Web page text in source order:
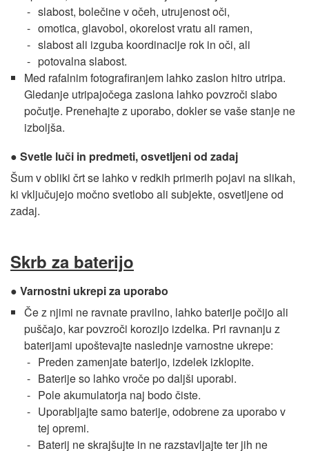
slabost, bolečine v očeh, utrujenost oči,
omotica, glavobol, okorelost vratu ali ramen,
slabost ali izguba koordinacije rok in oči, ali
potovalna slabost.
Med rafalnim fotografiranjem lahko zaslon hitro utripa.
Gledanje utripajočega zaslona lahko povzroči slabo
počutje. Prenehajte z uporabo, dokler se vaše stanje ne
izboljša.
Svetle luči in predmeti, osvetljeni od zadaj
Šum v obliki črt se lahko v redkih primerih pojavi na slikah,
ki vključujejo močno svetlobo ali subjekte, osvetljene od
zadaj.
Skrb za baterijo
Varnostni ukrepi za uporabo
Če z njimi ne ravnate pravilno, lahko baterije počijo ali
puščajo, kar povzroči korozijo izdelka. Pri ravnanju z
baterijami upoštevajte naslednje varnostne ukrepe:
Preden zamenjate baterijo, izdelek izklopite.
Baterije so lahko vroče po daljši uporabi.
Pole akumulatorja naj bodo čiste.
Uporabljajte samo baterije, odobrene za uporabo v
tej opremi.
Baterij ne skrajšujte in ne razstavljajte ter jih ne